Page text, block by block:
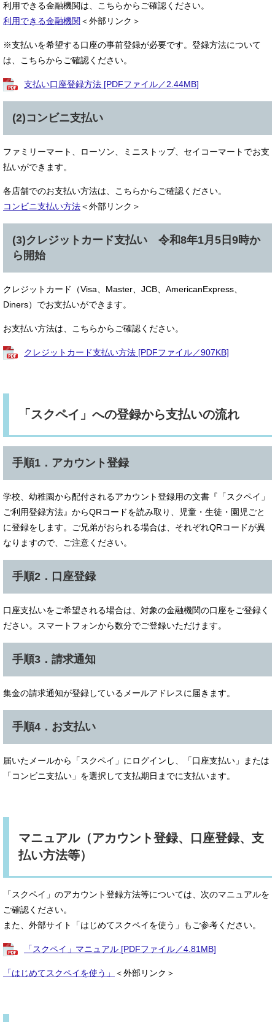
利用できる金融機関は、こちらからご確認ください。
利用できる金融機関 ＜外部リンク＞
※支払いを希望する口座の事前登録が必要です。登録方法について
は、こちらからご確認ください。
支払い口座登録方法 [PDFファイル／2.44MB]
(2)コンビニ支払い
ファミリーマート、ローソン、ミニストップ、セイコーマートでお支
払いができます。
各店舗でのお支払い方法は、こちらからご確認ください。
コンビニ支払い方法＜外部リンク＞
(3)クレジットカード支払い 令和8年1月5日9時か
ら開始
クレジットカード（Visa、Master、JCB、AmericanExpress、
Diners）でお支払いができます。
お支払い方法は、こちらからご確認ください。
クレジットカード支払い方法 [PDFファイル／907KB]
「スクペイ」への登録から支払いの流れ
手順1．アカウント登録
学校、幼稚園から配付されるアカウント登録用の文書『「スクペイ」
ご利用登録方法』からQRコードを読み取り、児童・生徒・園児ごと
に登録をします。ご兄弟がおられる場合は、それぞれQRコードが異
なりますので、ご注意ください。
手順2．口座登録
口座支払いをご希望される場合は、対象の金融機関の口座をご登録く
ださい。スマートフォンから数分でご登録いただけます。
手順3．請求通知
集金の請求通知が登録しているメールアドレスに届きます。
手順4．お支払い
届いたメールから「スクペイ」にログインし、「口座支払い」または
「コンビニ支払い」を選択して支払期日までに支払います。
マニュアル（アカウント登録、口座登録、支
払い方法等）
「スクペイ」のアカウント登録方法等については、次のマニュアルを
ご確認ください。
また、外部サイト「はじめてスクペイを使う」もご参考ください。
「スクペイ」マニュアル [PDFファイル／4.81MB]
「はじめてスクペイを使う」 ＜外部リンク＞